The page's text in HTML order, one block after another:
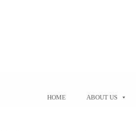
HOME ABOUT US